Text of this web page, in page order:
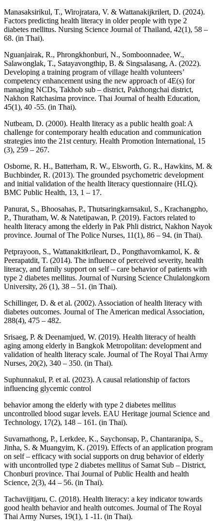
Manasaksirikul, T., Wirojratara, V. & Wattanakijkrilert, D. (2024).
Factors predicting health literacy in older people with type 2
diabetes mellitus. Nursing Science Journal of Thailand, 42(1), 58 –
68. (in Thai).
Nguanjairak, R., Phrongkhonburi, N., Somboonnadee, W.,
Salawonglak, T., Satayavongthip, B. & Singsalasang, A. (2022).
Developing a training program of village health volunteers’
competency enhancement using the new approach of 4E(s) for
managing NCDs, Takhob sub – district, Pakthongchai district,
Nakhon Ratchasima province. Thai Journal of health Education,
45(1), 40 -55. (in Thai).
Nutbeam, D. (2000). Health literacy as a public health goal: A
challenge for contemporary health education and communication
strategies into the 21st century. Health Promotion International, 15
(3), 259 – 267.
Osborne, R. H., Batterham, R. W., Elsworth, G. R., Hawkins, M. &
Buchbinder, R. (2013). The grounded psychometric development
and initial validation of the health literacy questionnaire (HLQ).
BMC Public Health, 13, 1 – 17.
Panurat, S., Bhoosahas, P., Thutsaringkarnsakul, S., Krachangpho,
P., Thuratham, W. & Natetipawan, P. (2019). Factors related to
health literacy among the elderly in Pak Phli district, Nakhon Nayok
province. Journal of The Police Nurses, 11(1), 86 – 94. (in Thai).
Petprayoon, S., Wattanakitkrileart, D., Pongthavornkamol, K. &
Peerapatdit, T. (2014). The influence of perceived severity, health
literacy, and family support on self – care behavior of patients with
type 2 diabetes mellitus. Journal of Nursing Science Chulalongkorn
University, 26 (1), 38 – 51. (in Thai).
Schillinger, D. & et al. (2002). Association of health literacy with
diabetes outcomes. Journal of The American medical Association,
288(4), 475 – 482.
Srisaeg, P. & Deenamjued, W. (2019). Health literacy of health
aging among elderly in Bangkok Metropolitan: development and
validation of health literacy scale. Journal of The Royal Thai Army
Nurses, 20(2), 340 – 350. (in Thai).
Suphunnakul, P. et al. (2023). A causal relationship of factors
influencing glycemic control
behavior among the elderly with type 2 diabetes mellitus
uncontrolled blood sugar levels. EAU Heritage journal Science and
Technology, 17(2), 148 – 161. (in Thai).
Suvarnathong, P., Lerkdee, K., Saychonsap, P., Chantaranipa, S.,
Jinha, S. & Muangyim, K. (2019). Effects of an application program
on self – efficacy with social supports on drug behavior of elderly
with uncontrolled type 2 diabetes mellitus of Samat Sub – District,
Chonburi province. Thai Journal of Public Health and health
Science, 2(3), 44 – 56. (in Thai).
Tachavijitjaru, C. (2018). Health literacy: a key indicator towards
good health behavior and health outcomes. Journal of The Royal
Thai Army Nurses, 19(1), 1 -11. (in Thai).